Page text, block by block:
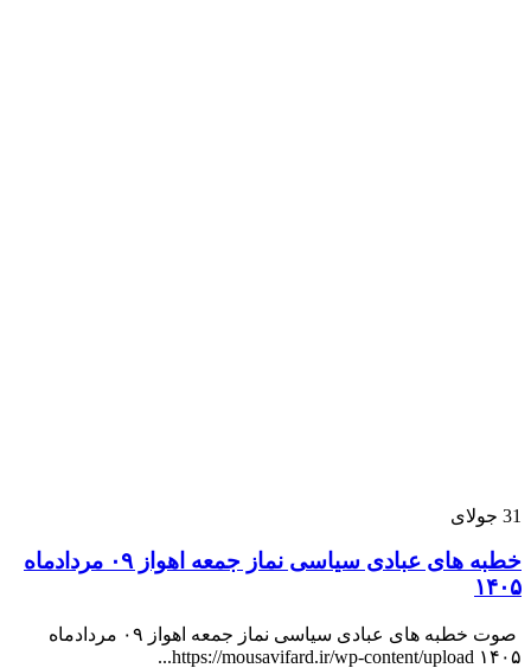
31 جولای
خطبه های عبادی سیاسی نماز جمعه اهواز ۰۹ مردادماه
۱۴۰۵
صوت خطبه های عبادی سیاسی نماز جمعه اهواز ۰۹ مردادماه
۱۴۰۵ https://mousavifard.ir/wp-content/upload...